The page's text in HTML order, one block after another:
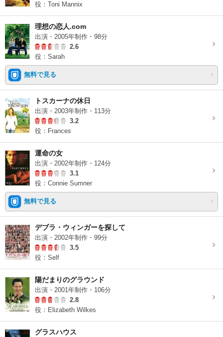
役：Toni Mannix
理想の恋人.com
出演・2005年制作・98分
2.6
役：Sarah
無料で見る
トスカーナの休日
出演・2003年制作・113分
3.2
役：Frances
運命の女
出演・2002年制作・124分
3.1
役：Connie Sumner
無料で見る
デブラ・ウィンガーを探して
出演・2002年制作・99分
3.5
役：Self
陽だまりのグラウンド
出演・2001年制作・106分
2.8
役：Elizabeth Wilkes
グラスハウス